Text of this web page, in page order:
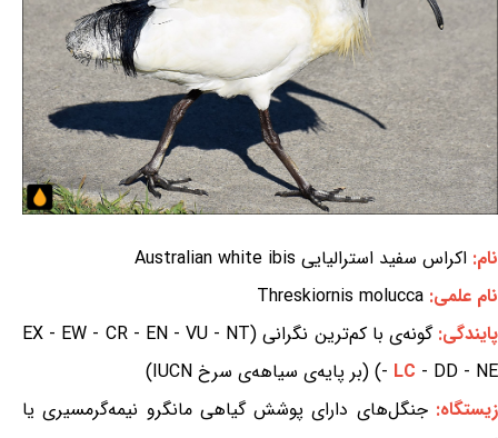
نام: اکراس سفید استرالیایی Australian white ibis
نام علمی: Threskiornis molucca
پایندگی:
گونه‌ی با کم‌ترین نگرانی (EX - EW - CR - EN - VU - NT
- LC - DD - NE) (بر پایه‌ی سیاهه‌ی سرخ IUCN)
زیستگاه:جنگل‌های دارای پوشش گیاهی مانگرو نیمه‌گرمسیری یا